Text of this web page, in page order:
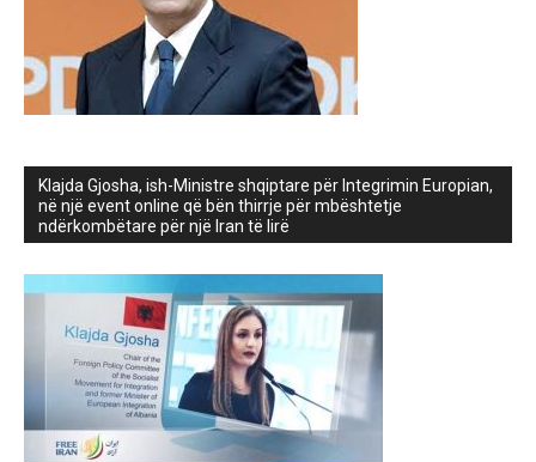
Klajda Gjosha, ish-Ministre shqiptare për Integrimin Europian,
në një event online që bën thirrje për mbështetje
ndërkombëtare për një Iran të lirë